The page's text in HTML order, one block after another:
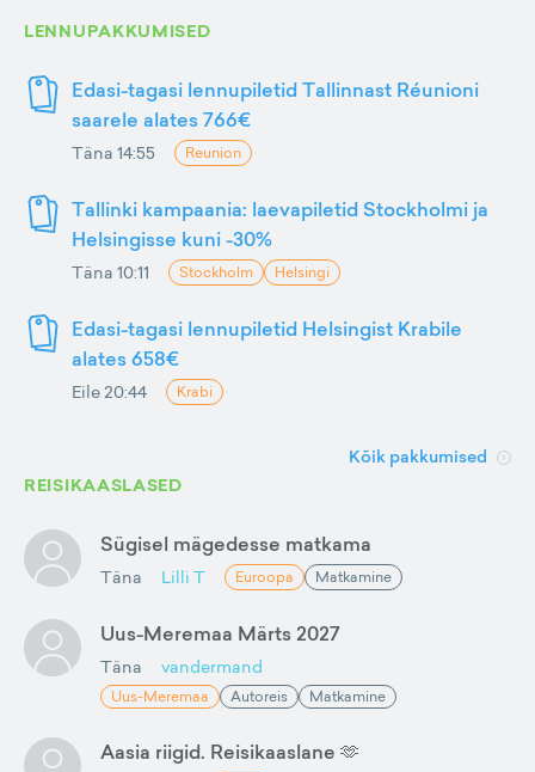
LENNUPAKKUMISED
Edasi-tagasi lennupiletid Tallinnast Réunioni
saarele alates 766€
Täna 14:55 Reunion
Tallinki kampaania: laevapiletid Stockholmi ja
Helsingisse kuni -30%
Täna 10:11 Stockholm Helsingi
Edasi-tagasi lennupiletid Helsingist Krabile
alates 658€
Eile 20:44 Krabi
Kõik pakkumised
REISIKAASLASED
Sügisel mägedesse matkama
Täna Lilli T Euroopa Matkamine
Uus-Meremaa Märts 2027
Täna vandermand
Uus-Meremaa Autoreis Matkamine
Aasia riigid. Reisikaaslane 🫶